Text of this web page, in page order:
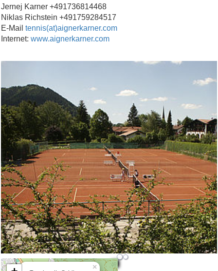
Jernej Karner +491736814468
Niklas Richstein +491759284517
E-Mail tennis(at)aignerkarner.com
Internet: www.aignerkarner.com
[ {"LNG":11.8592906, "LAT":47.73428331,
×